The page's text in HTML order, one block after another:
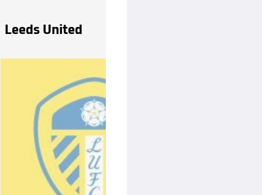
Leeds United